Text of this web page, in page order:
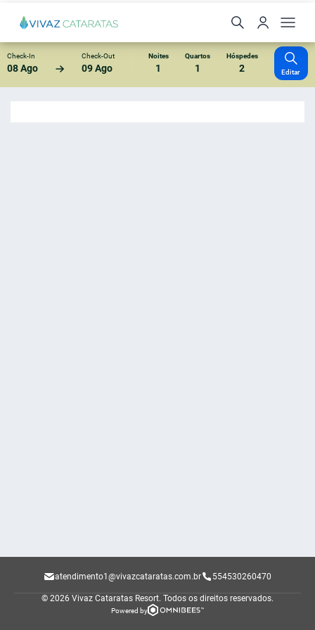
Check-In
08 Ago
Check-Out
09 Ago
Noites
1
Quartos
1
Hóspedes
2 Editar
atendimento1@vivazcataratas.com.br 554530260470
© 2026 Vivaz Cataratas Resort. Todos os direitos reservados.
Powered by